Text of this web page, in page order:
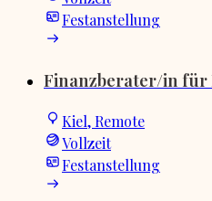
Festanstellung
Finanzberater/in
Kiel, Remote
Vollzeit
Festanstellung